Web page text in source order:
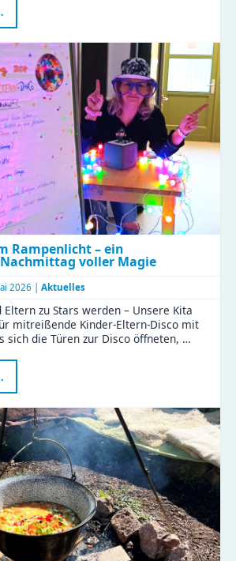
Familien-
Feiertag
Naturkinderhaus
Rampenlicht – ein
voller Magie
2026 | Aktuelles
Eltern zu Stars werden – Unsere Kita
mitreißende Kinder-Eltern-Disco mit
sich die Türen zur Disco öffneten, …
im
–
ein
verbindender
Nachmittag
voller
Magie